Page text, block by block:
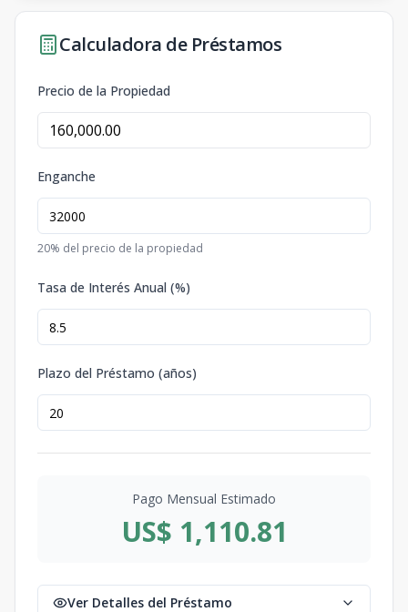
Calculadora de Préstamos
Precio de la Propiedad
Enganche
20% del precio de la propiedad
Tasa de Interés Anual (%)
Plazo del Préstamo (años)
Pago Mensual Estimado
US$ 1,110.81
Ver Detalles del Préstamo